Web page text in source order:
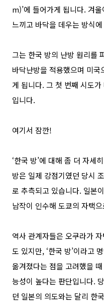
m)’에 들어가게 됩니다. 겨울
느끼고 바닥을 데우는 방식
그는 한국 방의 난방 원리를
바닥난방을 적용했으며 미
게 됩니다. 그 첫 번째 시도
입니다.
여기서 잠깐!
‘한국 방’에 대해 좀 더 자세
방은 일제 강점기였던 당시
로 추측되고 있습니다. 일본이
남작이 인수해 도쿄의 자택
역사 관계자들은 오쿠라가
도 있지만, ‘한국 방’이라고
옮겨졌다는 점을 고려했을
능성이 높다는 판단입니다.
던 일본의 의도와는 달리 한